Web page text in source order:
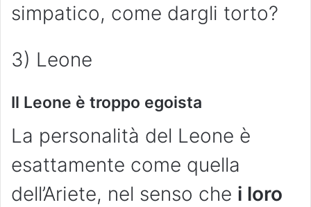
simpatico, come dargli torto?
3) Leone
Il Leone è troppo egoista
La personalità del Leone è
esattamente come quella
dell’Ariete, nel senso che i loro